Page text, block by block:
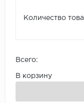
Количество
Всего:
В корзину